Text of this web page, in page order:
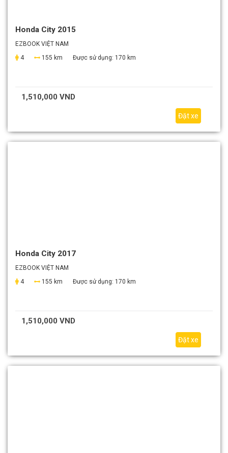
Honda City 2015
EZBOOK VIỆT NAM
4
155 km Được sử dụng: 170 km
1,510,000 VND
Đặt xe
Honda City 2017
EZBOOK VIỆT NAM
4
155 km Được sử dụng: 170 km
1,510,000 VND
Đặt xe